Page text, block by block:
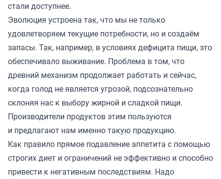
стали доступнее.
Эволюция устроена так, что мы не только
удовлетворяем текущие потребности, но и создаём
запасы. Так, например, в условиях дефицита пищи, это
обеспечивало выживание. Проблема в том, что
древний механизм продолжает работать и сейчас,
когда голод не является угрозой, подсознательно
склоняя нас к выбору жирной и сладкой пищи.
Производители продуктов этим пользуются
и предлагают нам именно такую продукцию.
Как правило прямое подавление аппетита с помощью
строгих диет и ограничений не эффективно и способно
привести к негативным последствиям. Надо